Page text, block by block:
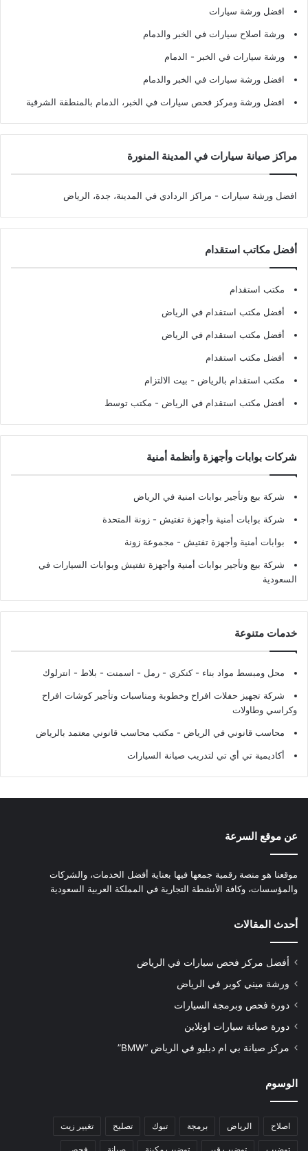
افضل ورشة سيارات
ورشة اصلاح سيارات في الخبر والدمام
ورشة سيارات في الخبر - الدمام
افضل ورشة سيارات في الخبر والدمام
افضل ورشة ومركز فحص سيارات في الخبر، الدمام بالمنطقة الشرقية
مراكز صيانة سيارات في المدينة المنورة
افضل ورشة سيارات - مراكز الردادي في المدينة، جدة، الرياض
أفضل مكاتب استقدام
مكتب استقدام
أفضل مكتب استقدام في الرياض
أفضل مكتب استقدام في الرياض
أفضل مكتب استقدام
مكتب استقدام بالرياض - بيت الالتزام
أفضل مكتب استقدام في الرياض - مكتب توسط
شركات بوابات وأجهزة وأنظمة أمنية
شركة بيع وتأجير بوابات امنية في الرياض
شركة بوابات أمنية وأجهزة تفتيش - زونة المتحدة
بوابات أمنية وأجهزة تفتيش - مجموعة زونة
شركة بيع وتأجير بوابات أمنية وأجهزة تفتيش وبوابات السيارات في
السعودية
خدمات متنوعة
محل ومبسط مواد بناء - كنكري - رمل - اسمنت - بلاط - انترلوك
شركة تجهيز حفلات افراح وخطوبة ومناسبات وتأجير كوشات افراح
وكراسي وطاولات
محاسب قانوني في الرياض - مكتب محاسب قانوني معتمد بالرياض
أكاديمية تي أي تي لتدريب صيانة السيارات
عن موقع السرعة
موقعنا هو منصة رقمية جمعها فيها بعناية أفضل الخدمات، والشركات
والمؤسسات، وكافة الأنشطة التجارية في المملكة العربية السعودية
أحدث المقالات
أفضل مركز فحص سيارات في الرياض
ورشة ميني كوبر في الرياض
دورة فحص وبرمجة السيارات
دورة صيانة سيارات اونلاين
مركز صيانة بي ام دبليو في الرياض “BMW”
الوسوم
اصلاح الرياض برمجة تبوك تصليح تغيير زيت